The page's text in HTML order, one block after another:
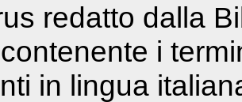
redatto dalla
i
in lingua